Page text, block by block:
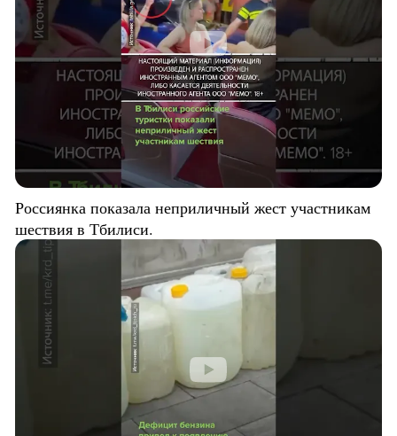
Россиянка показала неприличный жест участникам
шествия в Тбилиси.